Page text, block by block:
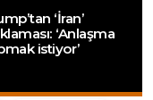
‘İran’
‘Anlaşma
istiyor’